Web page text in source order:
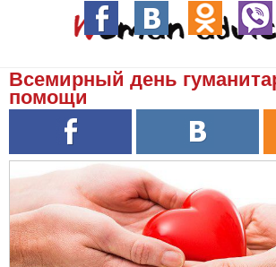
Всемирный день
помощи